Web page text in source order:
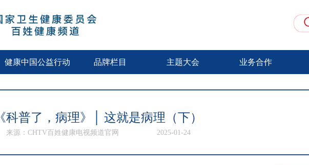
健康中国公益行动 品牌栏目 主题大会 业务合作
《科普了，病理》│ 这就是病理（下）
来源：CHTV百姓健康电视频道官网 2025-01-24